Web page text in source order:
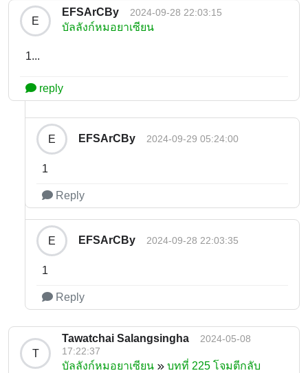
E
EFSArCBy 2024-09-28 22:03:15
บัลลังก์หมอยาเซียน
1...
reply
E EFSArCBy 2024-09-29 05:24:00
1
Reply
E EFSArCBy 2024-09-28 22:03:35
1
Reply
T
Tawatchai Salangsingha
2024-05-08
17:22:37
บัลลังก์หมอยาเซียน บทที่ 225 โจมตีกลับ